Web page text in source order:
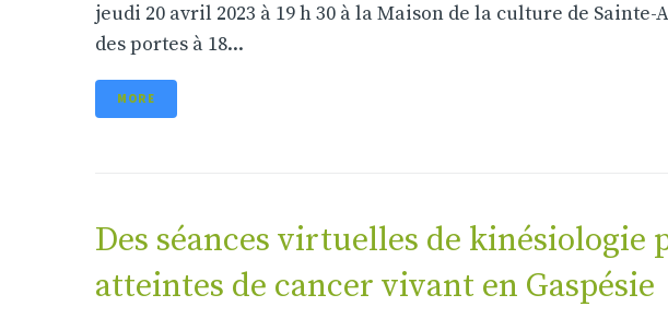
jeudi 20 avril 2023 à 19 h 30 à la Maison de la culture de
des portes à 18...
MORE
Des séances virtuelles de kinésiologie
atteintes de cancer vivant en Gaspésie